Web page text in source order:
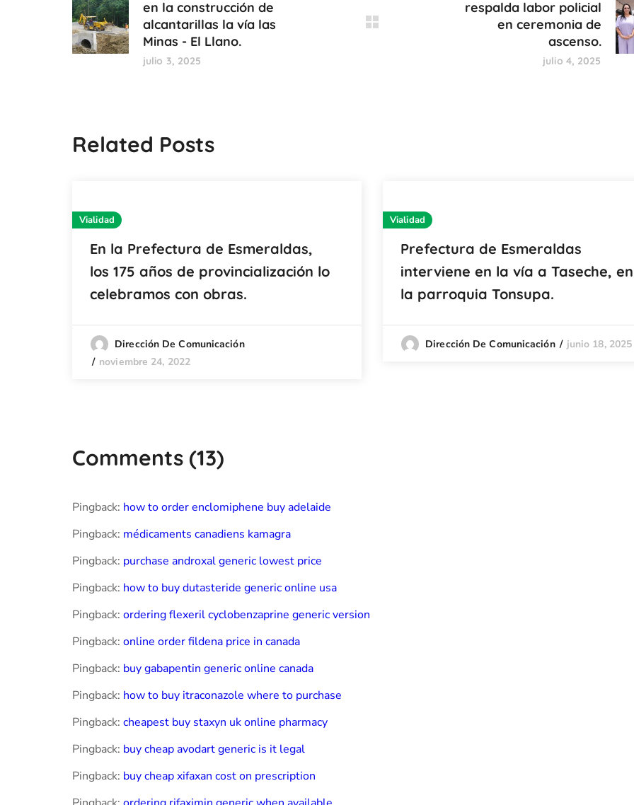
en la construcción de
alcantarillas la vía las
Minas - El Llano.
julio 3, 2025
respalda labor policial
en ceremonia de
ascenso.
julio 4, 2025
Related Posts
Vialidad
En la Prefectura de Esmeraldas,
los 175 años de provincialización lo
celebramos con obras.
Dirección De Comunicación
noviembre 24, 2022
Vialidad
Prefectura de Esmeraldas
interviene en la vía a Taseche, en
la parroquia Tonsupa.
Dirección De Comunicación junio 18, 2025
Comments (13)
Pingback: how to order enclomiphene buy adelaide
Pingback: médicaments canadiens kamagra
Pingback: purchase androxal generic lowest price
Pingback: how to buy dutasteride generic online usa
Pingback: ordering flexeril cyclobenzaprine generic version
Pingback: online order fildena price in canada
Pingback: buy gabapentin generic online canada
Pingback: how to buy itraconazole where to purchase
Pingback: cheapest buy staxyn uk online pharmacy
Pingback: buy cheap avodart generic is it legal
Pingback: buy cheap xifaxan cost on prescription